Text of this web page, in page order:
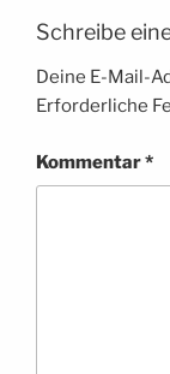
Schreibe
Deine E-Mail-
Erforderliche
Kommentar*